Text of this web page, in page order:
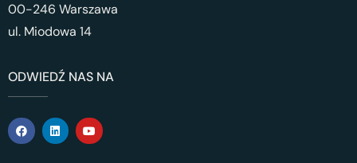
00-246 Warszawa
ul. Miodowa 14
ODWIEDŹ NAS NA